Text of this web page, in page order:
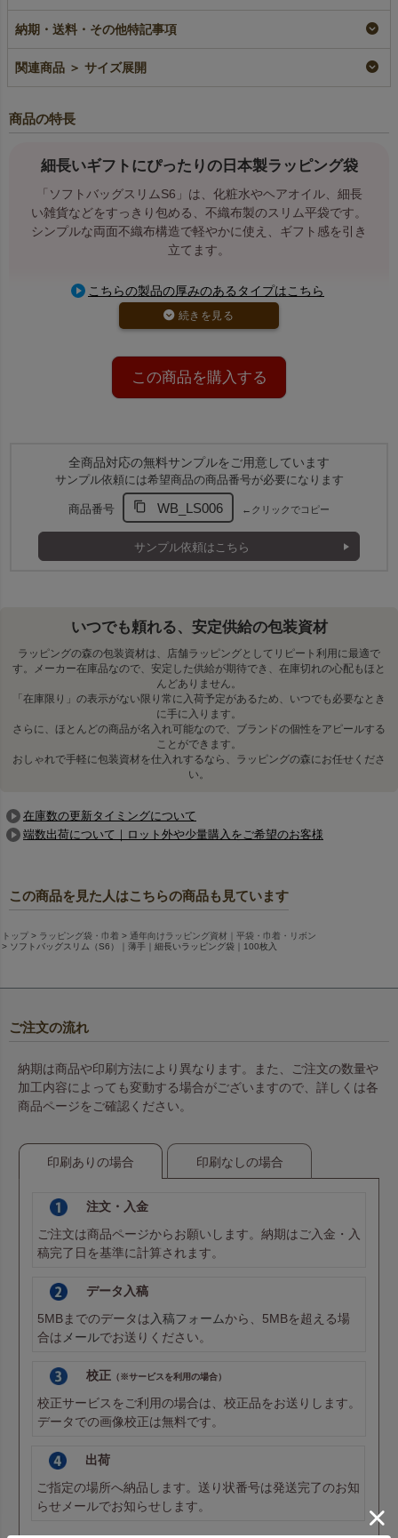
名入れ
¥2,860税込
即納品
¥2,860税込 〜
リピーター専用名入れ
¥2,860税込
納期・送料・その他特記事項
関連商品 ＞ サイズ展開
商品の特長
細長いギフトにぴったりの日本製ラッピング袋
「ソフトバッグスリムS6」は、化粧水やヘアオイル、細長
い雑貨などをすっきり包める、不織布製のスリム平袋です。
シンプルな両面不織布構造で軽やかに使え、ギフト感を引き
立てます。
こちらの製品の厚みのあるタイプはこちら
アレンジ自由！リボンで華やかに
別売りのカットリボンやシールで口を留めれば、簡単に華や
かなラッピングが完成。シンプルな袋だからこそ、アレンジ
別売りの口留めアクセサリー一覧はこちら
ワインボトルのラッピングを華やかに
大切なワインを、ひと工夫でワンランク上のギフトに。
袋が長い場合は、上部をカットして調整できます。
コスメのラッピングをカラフルに彩る
コスメパッケージのラッピングに、豊富なカラー展開で彩り
リップやハンドクリーム、ミストボトルなどの細長いギフト
に、ぴったりフィット。
コストと納期を重視するなら即納品カラー
即納品カラーである、赤・紺・ダークブラウン・白は加工工
ご注文やコスト重視のシーンにも最適です。
この商品を購入する
全商品対応の無料サンプルをご用意しています
サンプル依頼には希望商品の商品番号が必要になります
商品番号 WB_LS006 ←クリックでコピー
サンプル依頼はこちら
いつでも頼れる、安定供給の包装資材
ラッピングの森の包装資材は、店舗ラッピングとしてリピート利用に最適で
す。メーカー在庫品なので、安定した供給が期待でき、在庫切れの心配もほと
んどありません。
「在庫限り」の表示がない限り常に入荷予定があるため、いつでも必要なとき
に手に入ります。
さらに、ほとんどの商品が名入れ可能なので、ブランドの個性をアピールする
ことができます。
おしゃれで手軽に包装資材を仕入れするなら、ラッピングの森にお任せくださ
い。
在庫数の更新タイミングについて
端数出荷について｜ロット外や少量購入をご希望のお客様
この商品を見た人はこちらの商品も見ています
トップ ラッピング袋・巾着
通年向けラッピング資材｜平袋・巾着・リボン
ソフトバッグスリム（S6）｜薄手｜細長いラッピング袋｜100枚入
ご注文の流れ
納期は商品や印刷方法により異なります。また、ご注文の数量や
加工内容によっても変動する場合がございますので、詳しくは各
商品ページをご確認ください。
印刷ありの場合 印刷なしの場合
注文・入金
ご注文は商品ページからお願いします。納期はご入金・入
稿完了日を基準に計算されます。
データ入稿
5MBまでのデータは 入稿フォームから、5MBを超える場
合は メールでお送りください。
校正 （※サービスを利用の場合）
校正サービスをご利用の場合は、校正品をお送りします。
データでの画像校正は無料です。
出荷
ご指定の場所へ納品します。送り状番号は発送完了のお知
らせメールでお知らせします。